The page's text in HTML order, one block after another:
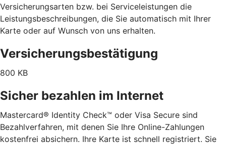
Versicherungsarten bzw. bei Serviceleistungen die
Leistungsbeschreibungen, die Sie automatisch mit Ihrer
Karte oder auf Wunsch von uns erhalten.
Versicherungsbestätigung
800 KB
Sicher bezahlen im Internet
Mastercard® Identity Check™ oder Visa Secure sind
Bezahlverfahren, mit denen Sie Ihre Online-Zahlungen
kostenfrei absichern. Ihre Karte ist schnell registriert. Sie